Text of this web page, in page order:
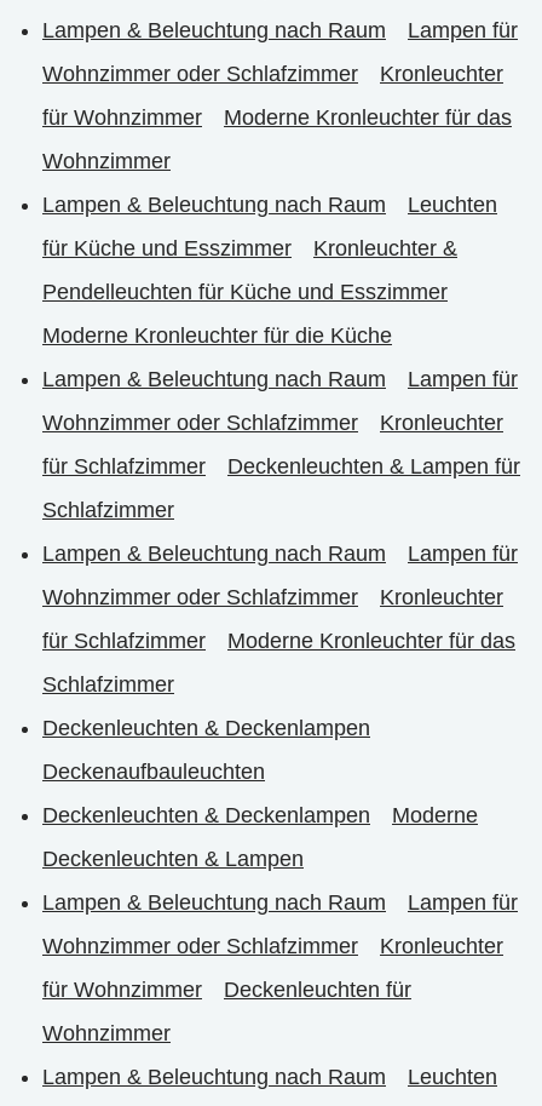
Lampen & Beleuchtung nach Raum
Lampen für
Wohnzimmer oder Schlafzimmer
Kronleuchter
für Wohnzimmer
Moderne Kronleuchter für das
Wohnzimmer
Lampen & Beleuchtung nach Raum
Leuchten
für Küche und Esszimmer
Kronleuchter &
Pendelleuchten für Küche und Esszimmer
Moderne Kronleuchter für die Küche
Lampen & Beleuchtung nach Raum
Lampen für
Wohnzimmer oder Schlafzimmer
Kronleuchter
für Schlafzimmer
Deckenleuchten & Lampen für
Schlafzimmer
Lampen & Beleuchtung nach Raum
Lampen für
Wohnzimmer oder Schlafzimmer
Kronleuchter
für Schlafzimmer
Moderne Kronleuchter für das
Schlafzimmer
Deckenleuchten & Deckenlampen
Deckenaufbauleuchten
Deckenleuchten & Deckenlampen
Moderne
Deckenleuchten & Lampen
Lampen & Beleuchtung nach Raum
Lampen für
Wohnzimmer oder Schlafzimmer
Kronleuchter
für Wohnzimmer
Deckenleuchten für
Wohnzimmer
Lampen & Beleuchtung nach Raum
Leuchten